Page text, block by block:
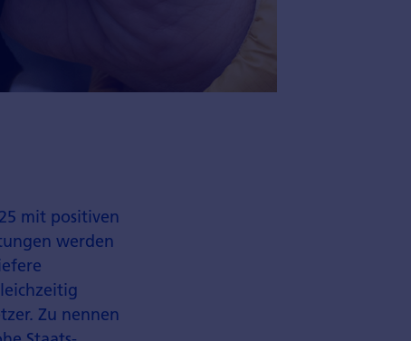
mit positiven
werden
Zu nennen